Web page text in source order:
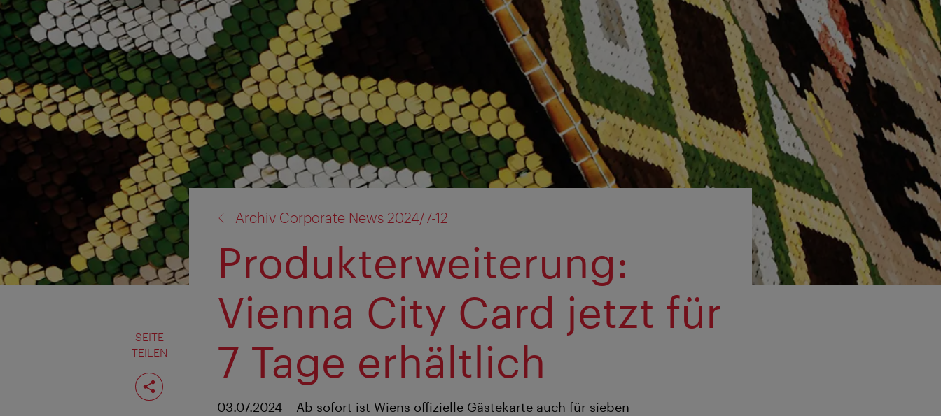
SEITE
TEILEN
Seite
teilen
Archiv Corporate News 2024/7-12
Produkterweiterung:
Vienna City Card jetzt für
7 Tage erhältlich
03.07.2024 – Ab sofort ist Wiens offizielle Gästekarte auch für sieben